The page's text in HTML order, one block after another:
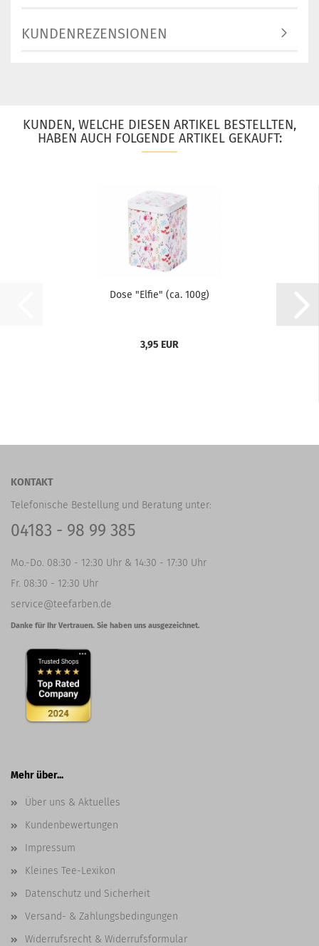
KUNDENREZENSIONEN
KUNDEN, WELCHE DIESEN ARTIKEL BESTELLTEN,
HABEN AUCH FOLGENDE ARTIKEL GEKAUFT:
Dose "Elfie" (ca. 100g)
3,95 EUR
KONTAKT
Telefonische Bestellung und Beratung unter:
04183 - 98 99 385
Mo.-Do. 08:30 - 12:30 Uhr & 14:30 - 17:30 Uhr
Fr. 08:30 - 12:30 Uhr
service@teefarben.de
Danke für Ihr Vertrauen. Sie haben uns ausgezeichnet.
Mehr über...
Über uns & Aktuelles
Kundenbewertungen
Impressum
Kleines Tee-Lexikon
Datenschutz und Sicherheit
Versand- & Zahlungsbedingungen
Widerrufsrecht & Widerrufsformular